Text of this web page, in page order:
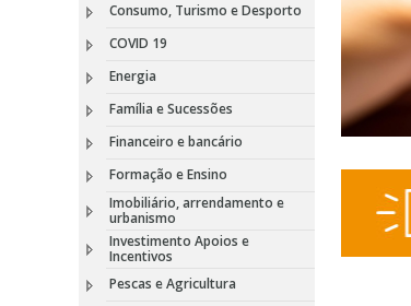
Consumo, Turismo e Desporto
COVID 19
Energia
Família e Sucessões
Financeiro e bancário
Formação e Ensino
Imobiliário, arrendamento e
urbanismo
Investimento Apoios e
Incentivos
Pescas e Agricultura